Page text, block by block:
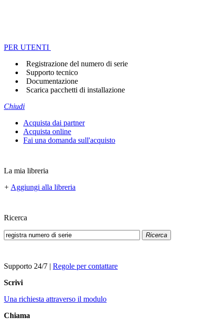
PER UTENTI
Registrazione del numero di serie
Supporto tecnico
Documentazione
Scarica pacchetti di installazione
Chiudi
Acquista dai partner
Acquista online
Fai una domanda sull'acquisto
La mia libreria
+ Aggiungi alla libreria
Ricerca
Ricerca
Supporto 24/7 | Regole per contattare
Scrivi
Una richiesta attraverso il modulo
Chiama